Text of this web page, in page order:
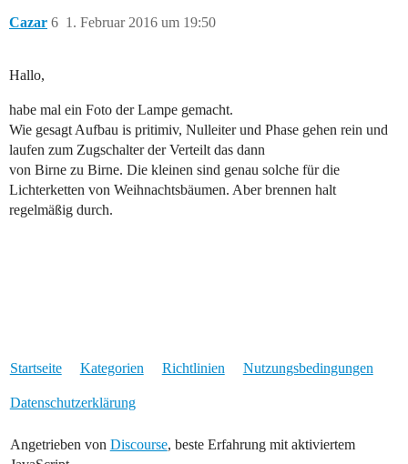
Cazar 1. Februar 2016 um 19:50
6
Hallo,
habe mal ein Foto der Lampe gemacht.
Wie gesagt Aufbau is pritimiv, Nulleiter und Phase gehen rein und
laufen zum Zugschalter der Verteilt das dann
von Birne zu Birne. Die kleinen sind genau solche für die
Lichterketten von Weihnachtsbäumen. Aber brennen halt
regelmäßig durch.
Startseite Kategorien Richtlinien Nutzungsbedingungen
Datenschutzerklärung
Angetrieben von Discourse, beste Erfahrung mit aktiviertem